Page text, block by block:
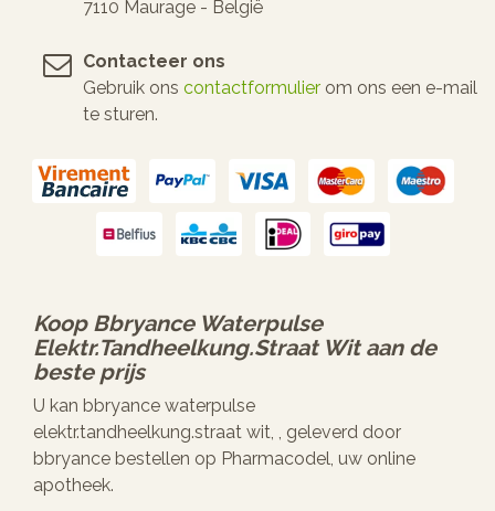
7110 Maurage - België
Contacteer ons
Gebruik ons contactformulier om ons een e-mail
te sturen.
Koop Bbryance Waterpulse
Elektr.tandheelkung.straat Witaan de
beste prijs
U kan bbryance waterpulse
elektr.tandheelkung.straat wit, , geleverd door
bbryance bestellen op Pharmacodel, uw online
apotheek.